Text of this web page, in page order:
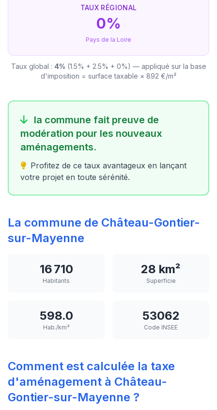
TAUX RÉGIONAL
0%
Pays de la Loire
Taux global : 4% (1.5% + 2.5% + 0%) — appliqué sur la base
d'imposition = surface taxable × 892 €/m²
la commune fait preuve de
modération pour les nouveaux
aménagements.
Profitez de ce taux avantageux en lançant
votre projet en toute sérénité.
La commune de Château-Gontier-
sur-Mayenne
16 710
Habitants
28 km²
Superficie
598.0
Hab./km²
53062
Code INSEE
Comment est calculée la taxe
d'aménagement à Château-
Gontier-sur-Mayenne ?